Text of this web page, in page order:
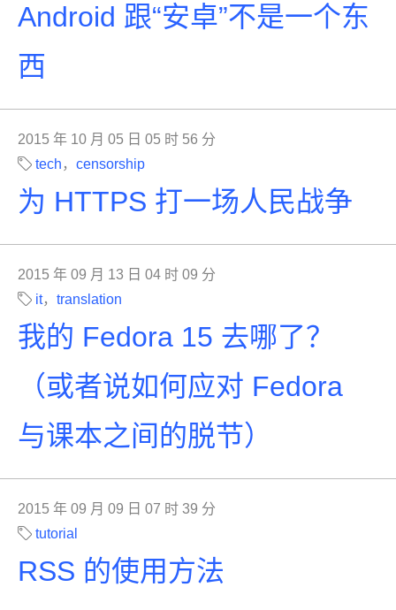
Android 跟“安卓”不是一个东
西
2015 年 10 月 05 日 05 时 56 分
tech ， censorship
为 HTTPS 打一场人民战争
2015 年 09 月 13 日 04 时 09 分
it， translation
我的 Fedora 15 去哪了？
（或者说如何应对 Fedora
与课本之间的脱节）
2015 年 09 月 09 日 07 时 39 分
tutorial
RSS 的使用方法